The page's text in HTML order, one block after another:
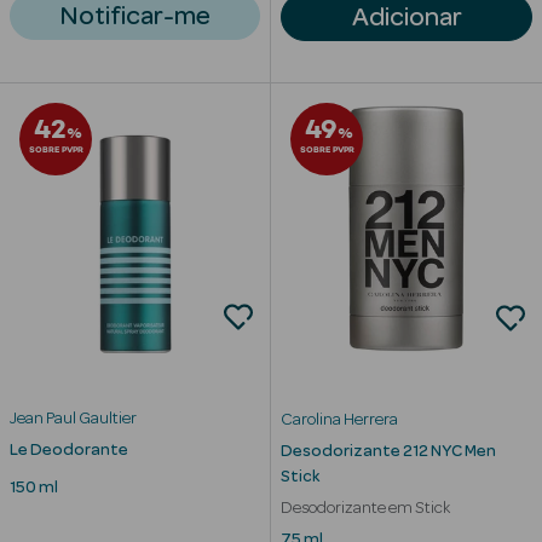
Notificar-me Adicionar
42%
SOBRE PVPR
Jean Paul Gaultier
Le Deodorante
150 ml
49%
SOBRE PVPR
Carolina Herrera
Desodorizante 212 NYC Men
Stick
Desodorizante em Stick